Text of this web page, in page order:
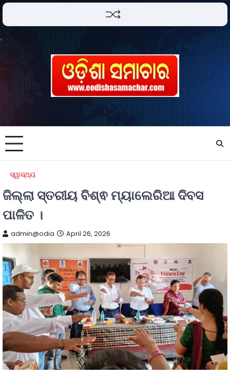
ସ୍ୱାସ୍ଥ୍ୟ
ଜିଲ୍ଲା ସ୍ତରୀୟ ବିଶ୍ଵ ମ୍ୟାଲେରିଆ ଦିବସ
ପାଳିତ ।
admin@odia April 26, 2026